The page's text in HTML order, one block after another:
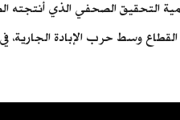
التحقيق الصحفي الذي
وسط حرب الإبادة